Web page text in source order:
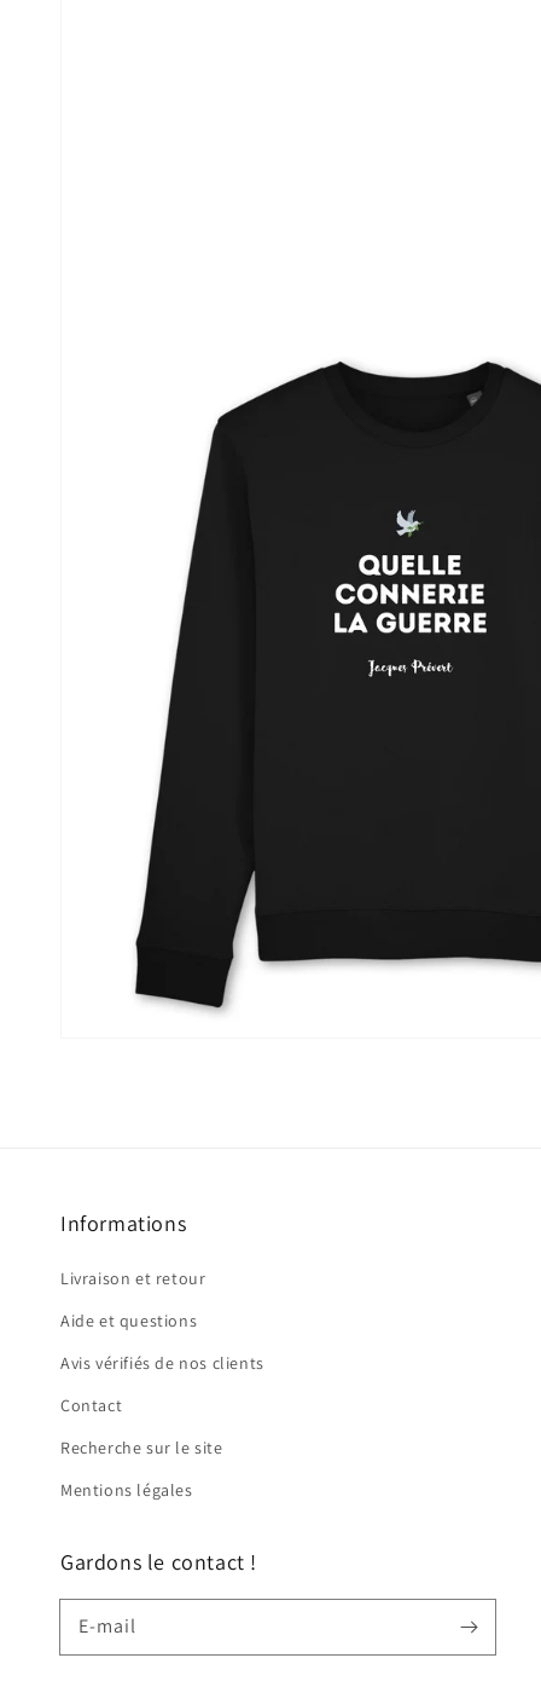
Informations
Livraison et retour
Aide et questions
Avis vérifiés de nos clients
Contact
Recherche sur le site
Mentions légales
Gardons le contact !
E-mail